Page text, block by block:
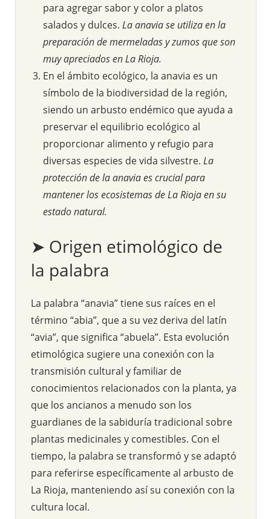
para agregar sabor y color a platos
salados y dulces. La anavia se utiliza en la
preparación de mermeladas y zumos que son
muy apreciados en La Rioja.
En el ámbito ecológico, la anavia es un
símbolo de la biodiversidad de la región,
siendo un arbusto endémico que ayuda a
preservar el equilibrio ecológico al
proporcionar alimento y refugio para
diversas especies de vida silvestre. La
protección de la anavia es crucial para
mantener los ecosistemas de La Rioja en su
estado natural.
➤ Origen etimológico de
la palabra
La palabra “anavia” tiene sus raíces en el
término “abia”, que a su vez deriva del latín
“avia”, que significa “abuela”. Esta evolución
etimológica sugiere una conexión con la
transmisión cultural y familiar de
conocimientos relacionados con la planta, ya
que los ancianos a menudo son los
guardianes de la sabiduría tradicional sobre
plantas medicinales y comestibles. Con el
tiempo, la palabra se transformó y se adaptó
para referirse específicamente al arbusto de
La Rioja, manteniendo así su conexión con la
cultura local.